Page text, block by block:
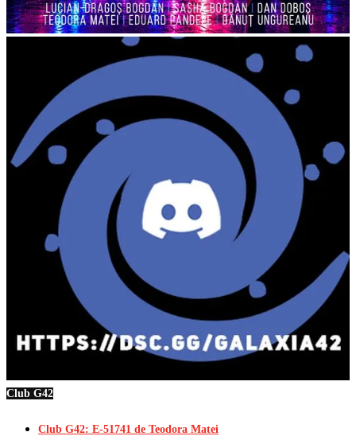
Club G42
Club G42: E-51741 de Teodora Matei